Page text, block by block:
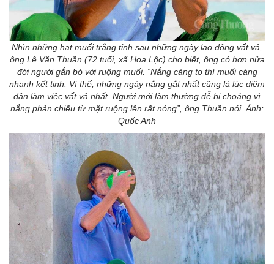
Nhìn những hạt muối trắng tinh sau những ngày lao động vất vả,
ông Lê Văn Thuần (72 tuổi, xã Hoa Lộc) cho biết, ông có hơn nửa
đời người gắn bó với ruộng muối. “Nắng càng to thì muối càng
nhanh kết tinh. Vì thế, những ngày nắng gắt nhất cũng là lúc diêm
dân làm việc vất vả nhất. Người mới làm thường dễ bị choáng vì
nắng phản chiếu từ mặt ruộng lên rất nóng”, ông Thuần nói. Ảnh:
Quốc Anh